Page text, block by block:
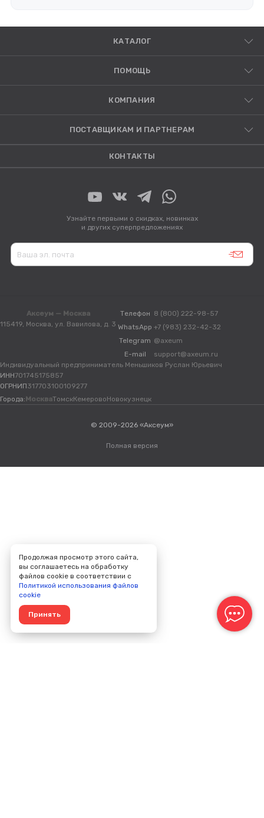
КАТАЛОГ
ПОМОЩЬ
КОМПАНИЯ
ПОСТАВЩИКАМ И ПАРТНЕРАМ
КОНТАКТЫ
Узнайте первыми о скидках, новинках
и других суперпредложениях
Аксеум — Москва
115419, Москва, ул. Вавилова, д. 3
Телефон 8 (800) 222-98-57
WhatsApp +7 (983) 232-42-32
Telegram @axeum
E-mail
support@axeum.ru
Индивидуальный предприниматель Меньшиков Руслан Юрьевич
ИНН701745175857
ОГРНИП317703100109277
Города: МоскваТомскКемеровоНовокузнецк
© 2009-2026 «Аксеум»
Полная версия
Продолжая просмотр этого сайта,
вы соглашаетесь на обработку
файлов cookie в соответствии с
Политикой использования файлов
cookie
Принять